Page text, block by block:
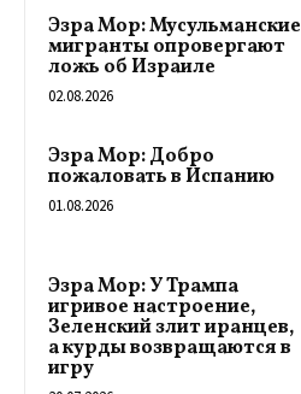
Эзра Мор: Мусульманские
мигранты опровергают
ложь об Израиле
02.08.2026
Эзра Мор: Добро
пожаловать в Испанию
01.08.2026
Эзра Мор: У Трампа
игривое настроение,
Зеленский злит иранцев,
а курды возвращаются в
игру